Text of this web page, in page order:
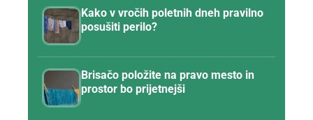
Kako v vročih poletnih dneh pravilno
posušiti perilo?
Brisačo položite na pravo mesto in
prostor bo prijetnejši